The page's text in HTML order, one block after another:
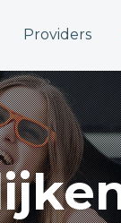
Providers